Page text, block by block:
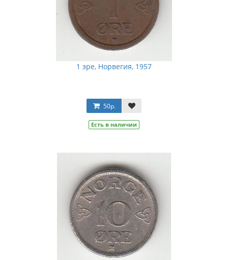
1 эре, Норвегия, 1957
50р.
Есть в наличии